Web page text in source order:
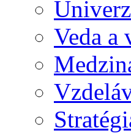
Veda a